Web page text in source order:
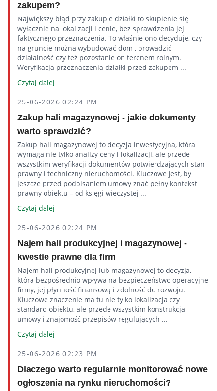
zakupem?
Największy błąd przy zakupie działki to skupienie się
wyłącznie na lokalizacji i cenie, bez sprawdzenia jej
faktycznego przeznaczenia. To właśnie ono decyduje, czy
na gruncie można wybudować dom , prowadzić
działalność czy też pozostanie on terenem rolnym.
Weryfikacja przeznaczenia działki przed zakupem ...
Czytaj dalej
25-06-2026 02:24 PM
Zakup hali magazynowej - jakie dokumenty
warto sprawdzić?
Zakup hali magazynowej to decyzja inwestycyjna, która
wymaga nie tylko analizy ceny i lokalizacji, ale przede
wszystkim weryfikacji dokumentów potwierdzających stan
prawny i techniczny nieruchomości. Kluczowe jest, by
jeszcze przed podpisaniem umowy znać pełny kontekst
prawny obiektu – od księgi wieczystej ...
Czytaj dalej
25-06-2026 02:24 PM
Najem hali produkcyjnej i magazynowej -
kwestie prawne dla firm
Najem hali produkcyjnej lub magazynowej to decyzja,
która bezpośrednio wpływa na bezpieczeństwo operacyjne
firmy, jej płynność finansową i zdolność do rozwoju.
Kluczowe znaczenie ma tu nie tylko lokalizacja czy
standard obiektu, ale przede wszystkim konstrukcja
umowy i znajomość przepisów regulujących ...
Czytaj dalej
25-06-2026 02:23 PM
Dlaczego warto regularnie monitorować nowe
ogłoszenia na rynku nieruchomości?